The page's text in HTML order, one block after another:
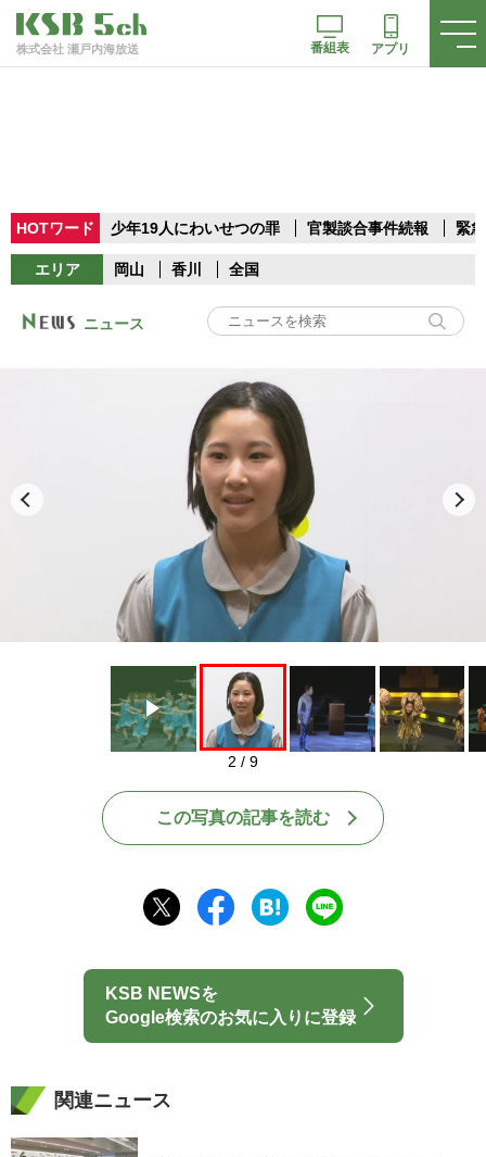
株式会社 瀬戸内海放送 番組表 アプリ
HOTワード 少年19人にわいせつの罪 官製談合事件続報 緊
エリア 岡山 香川 全国
ニュース
Play
2 / 9
この写真の記事を読む
KSB NEWSを
Google検索のお気に入りに登録
関連ニュース